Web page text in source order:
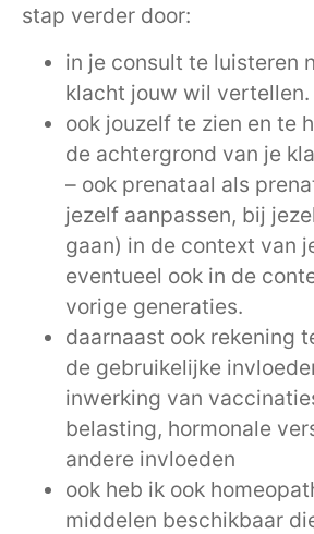
stap verder door:
in je consult te luisteren
klacht jouw wil vertellen.
ook jouzelf te zien en te
de achtergrond van je
– ook prenataal als
jezelf aanpassen, bij
gaan) in de context van
eventueel ook in de
vorige generaties.
daarnaast ook rekening
de gebruikelijke
inwerking van
belasting, hormonale
andere invloeden
ook heb ik ook
middelen beschikbaar